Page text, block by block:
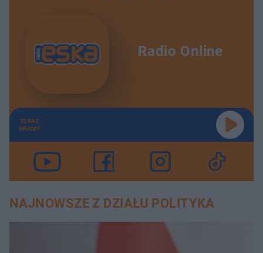
Radio Online
TERAZ
GRAMY
NAJNOWSZE Z DZIAŁU POLITYKA